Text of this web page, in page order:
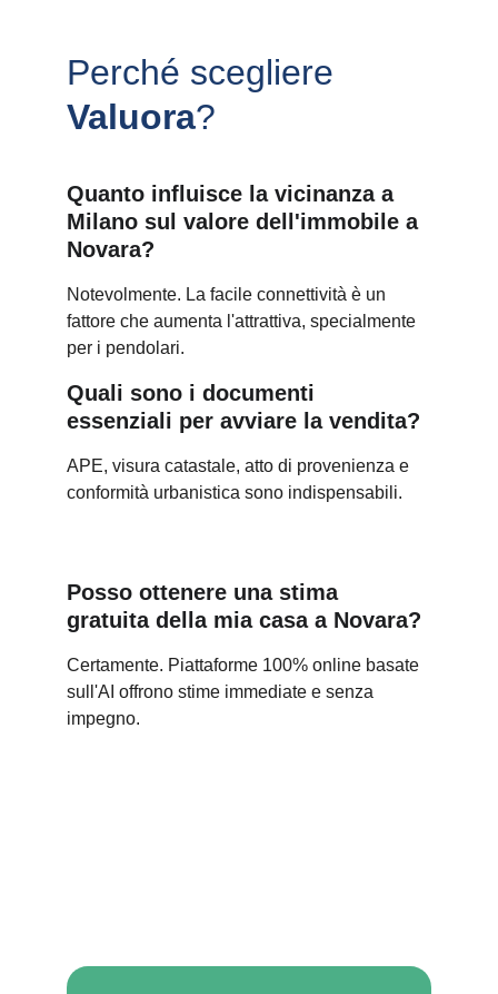
Perché scegliere
Valuora?
Quanto influisce la vicinanza a
Milano sul valore dell'immobile a
Novara?
Notevolmente. La facile connettività è un
fattore che aumenta l'attrattiva, specialmente
per i pendolari.
Quali sono i documenti
essenziali per avviare la vendita?
APE, visura catastale, atto di provenienza e
conformità urbanistica sono indispensabili.
Posso ottenere una stima
gratuita della mia casa a Novara?
Certamente. Piattaforme 100% online basate
sull'AI offrono stime immediate e senza
impegno.